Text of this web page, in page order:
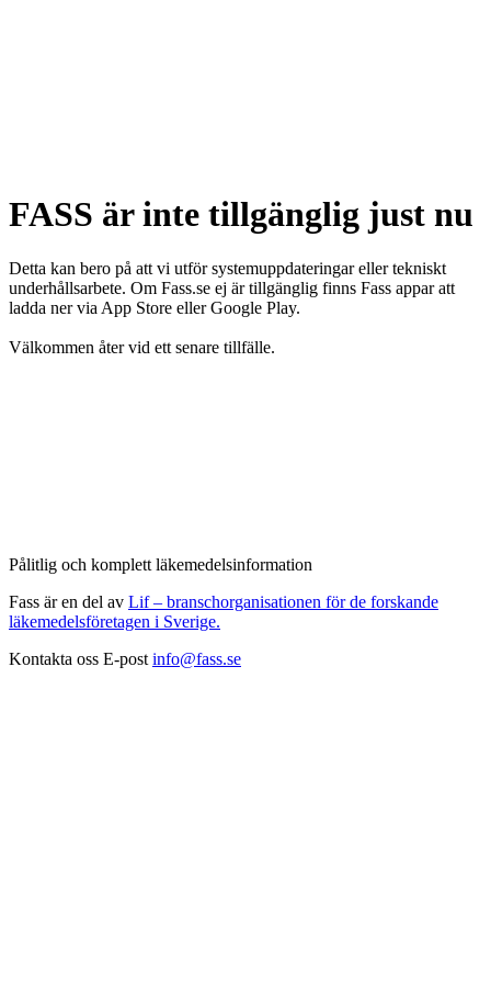
FASS är inte tillgänglig just nu
Detta kan bero på att vi utför systemuppdateringar eller tekniskt
underhållsarbete. Om Fass.se ej är tillgänglig finns Fass appar att
ladda ner via App Store eller Google Play.
Välkommen åter vid ett senare tillfälle.
Pålitlig och komplett läkemedelsinformation
Fass är en del av Lif – branschorganisationen för de forskande
läkemedelsföretagen i Sverige.
Kontakta oss E-post info@fass.se